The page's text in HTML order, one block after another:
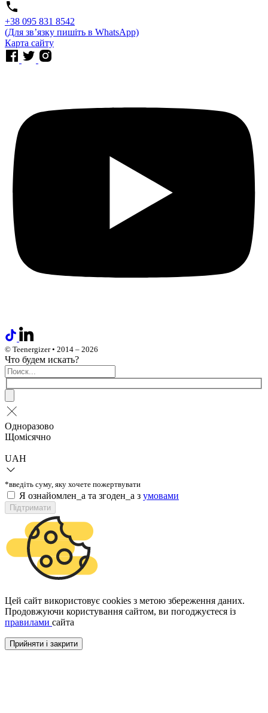
⁨+38 095 831 8542⁩
(Для звʼязку пишіть в WhatsApp)
Карта сайту
© Teenergizer • 2014 – 2026
Что будем искать?
Одноразово
Щомісячно
UAH
*введіть суму, яку хочете пожертвувати
Я ознайомлен_а та згоден_а з умовами
Підтримати
Цей сайт використовує cookies з метою збереження даних.
Продовжуючи користування сайтом, ви погоджуєтеся із
правилами сайта
Прийняти і закрити